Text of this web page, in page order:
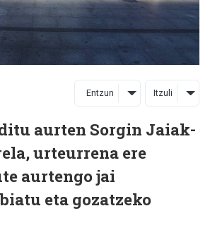
Entzun Itzuli
aurten Sorgin Jaiak-
urteurrena ere
aurtengo jai
eta gozatzeko